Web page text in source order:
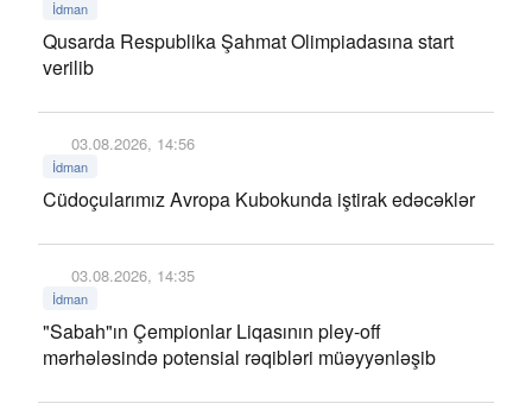
İdman
Qusarda Respublika Şahmat Olimpiadasına start
verilib
03.08.2026, 14:56
İdman
Cüdoçularımız Avropa Kubokunda iştirak edəcəklər
03.08.2026, 14:35
İdman
"Sabah"ın Çempionlar Liqasının pley-off
mərhələsində potensial rəqibləri müəyyənləşib